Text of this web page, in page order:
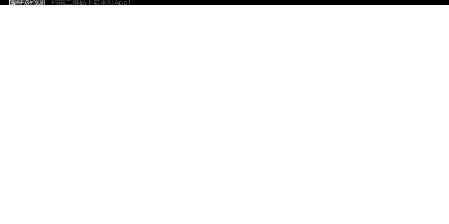
扫描二维码下载手机App！